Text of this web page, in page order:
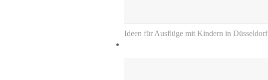
Ideen für Ausflüge mit Kindern in Düsseldorf